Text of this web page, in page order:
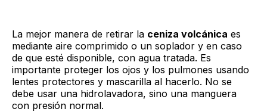
La mejor manera de retirar la ceniza volcánica es
mediante aire comprimido o un soplador y en caso
de que esté disponible, con agua tratada. Es
importante proteger los ojos y los pulmones usando
lentes protectores y mascarilla al hacerlo. No se
debe usar una hidrolavadora, sino una manguera
con presión normal.